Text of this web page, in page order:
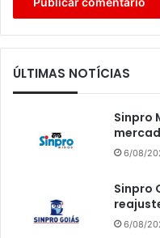
ÚLTIMAS NOTÍCIAS
Sinpro
6/08/
Sinpro
6/08/